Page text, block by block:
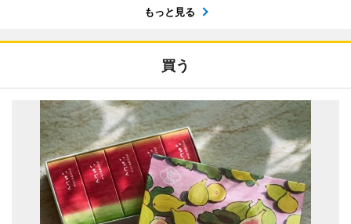
もっと見る
買う